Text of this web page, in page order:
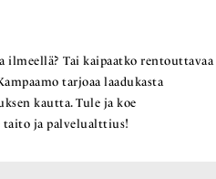
Tai kaipaatko rentouttavaa
tarjoaa laadukasta
kautta. Tule ja koe
ja palvelualttius!